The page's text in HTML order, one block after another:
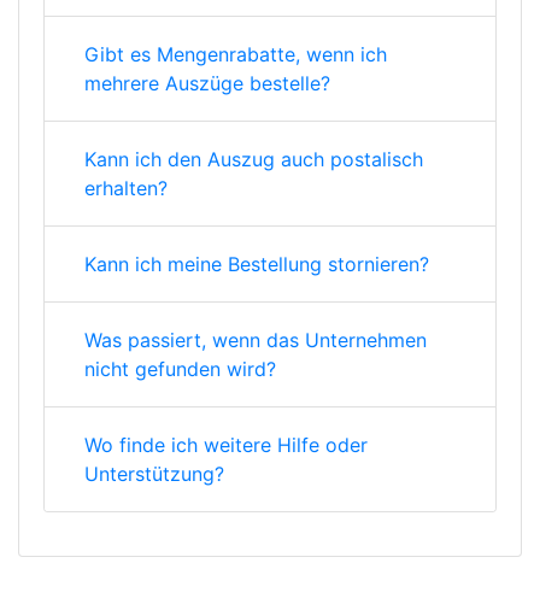
Gibt es Mengenrabatte, wenn ich
mehrere Auszüge bestelle?
Kann ich den Auszug auch postalisch
erhalten?
Kann ich meine Bestellung stornieren?
Was passiert, wenn das Unternehmen
nicht gefunden wird?
Wo finde ich weitere Hilfe oder
Unterstützung?